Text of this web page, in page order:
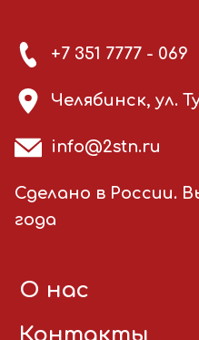
+7 351 7777 - 069
Челябинск, ул.
info@2stn.ru
Сделано в России.
года
О нас
Контакты